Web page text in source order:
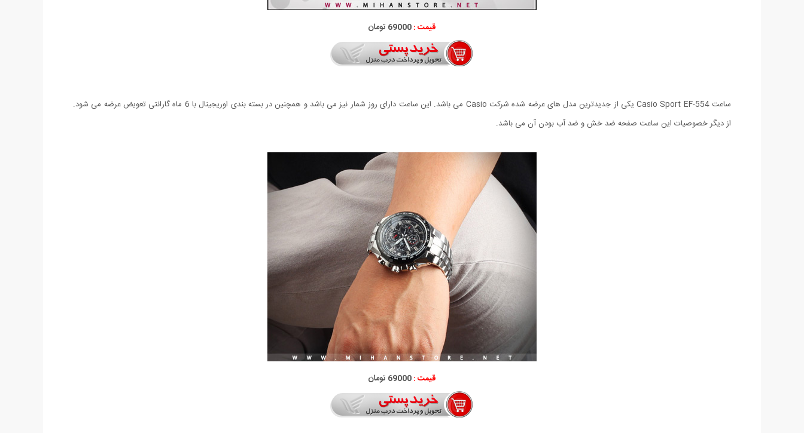
قیمت :69000 تومان
ساعت Casio Sport EF-554 یکی از جدیدترین مدل های عرضه شده شرکت Casio می باشد. این ساعت دارای روز شمار نیز می باشد و همچنین در بسته بندی اوریجینال با 6 ماه گارانتی تعویض عرضه می شود.
از دیگر خصوصیات این ساعت صفحه ضد خش و ضد آب بودن آن می باشد.
قیمت :69000 تومان